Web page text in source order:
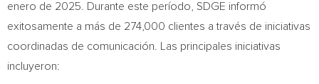
enero de 2025. Durante este período, SDGE informó
exitosamente a más de 274,000 clientes a través de iniciativas
coordinadas de comunicación. Las principales iniciativas
incluyeron: